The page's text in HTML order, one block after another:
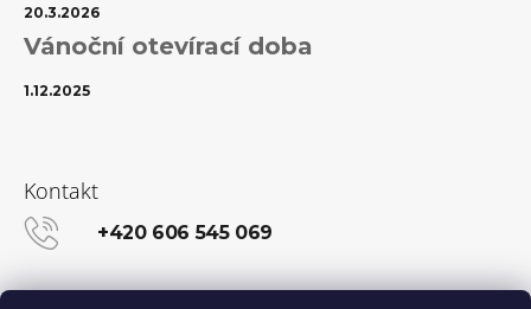
20.3.2026
Vánoční otevírací doba
1.12.2025
Kontakt
+420 606 545 069